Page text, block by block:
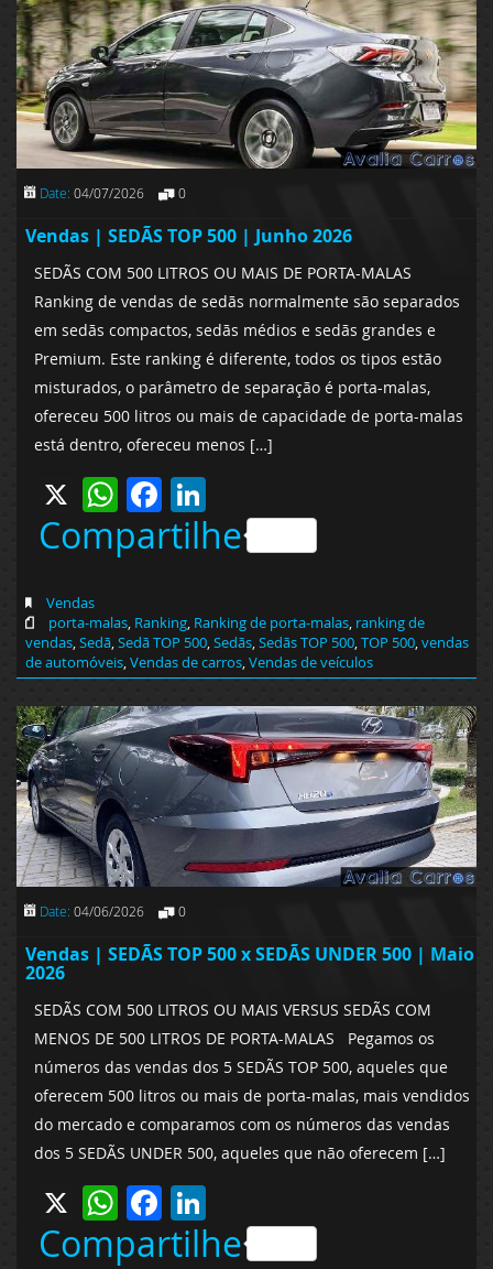
Date: 04/07/2026 0
Vendas | SEDÃS TOP 500 | Junho 2026
SEDÃS COM 500 LITROS OU MAIS DE PORTA-MALAS
Ranking de vendas de sedãs normalmente são separados
em sedãs compactos, sedãs médios e sedãs grandes e
Premium. Este ranking é diferente, todos os tipos estão
misturados, o parâmetro de separação é porta-malas,
ofereceu 500 litros ou mais de capacidade de porta-malas
está dentro, ofereceu menos […]
X WhatsApp
Facebook
Compartilhe
Vendas
porta-malas, Ranking, Ranking de porta-malas, ranking de
vendas,Sedã,Sedã TOP 500,Sedãs,Sedãs TOP 500,TOP 500,vendas
de automóveis,Vendas de carros,Vendas de veículos
Date: 04/06/2026 0
Vendas | SEDÃS TOP 500 x SEDÃS UNDER 500 | Maio
2026
SEDÃS COM 500 LITROS OU MAIS VERSUS SEDÃS COM
MENOS DE 500 LITROS DE PORTA-MALAS Pegamos os
números das vendas dos 5 SEDÃS TOP 500, aqueles que
oferecem 500 litros ou mais de porta-malas, mais vendidos
do mercado e comparamos com os números das vendas
dos 5 SEDÃS UNDER 500, aqueles que não oferecem […]
X WhatsApp
Facebook
Compartilhe